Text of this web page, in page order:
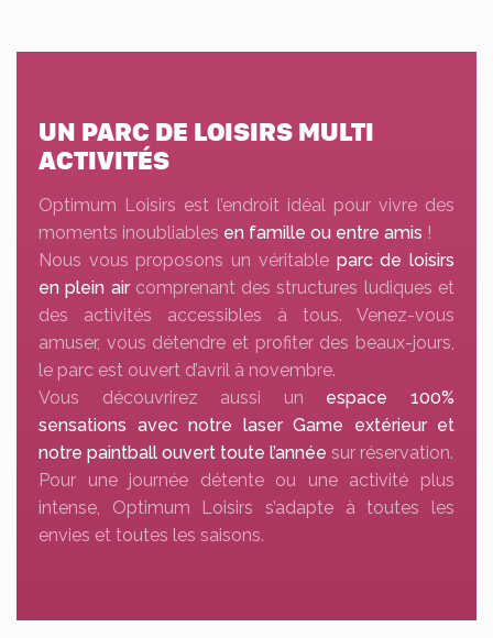
UN PARC DE LOISIRS MULTI
ACTIVITÉS
Optimum Loisirs est l’endroit idéal pour vivre des
moments inoubliables en famille ou entre amis !
Nous vous proposons un véritable parc de loisirs
en plein aircomprenant des structures ludiques et
des activités accessibles à tous. Venez-vous
amuser, vous détendre et profiter des beaux-jours,
le parc est ouvert d’avril à novembre.
Vous découvrirez aussi un espace 100%
sensations avec notre laser Game extérieur et
notre paintball ouvert toute l’année sur réservation.
Pour une journée détente ou une activité plus
intense, Optimum Loisirs s’adapte à toutes les
envies et toutes les saisons.